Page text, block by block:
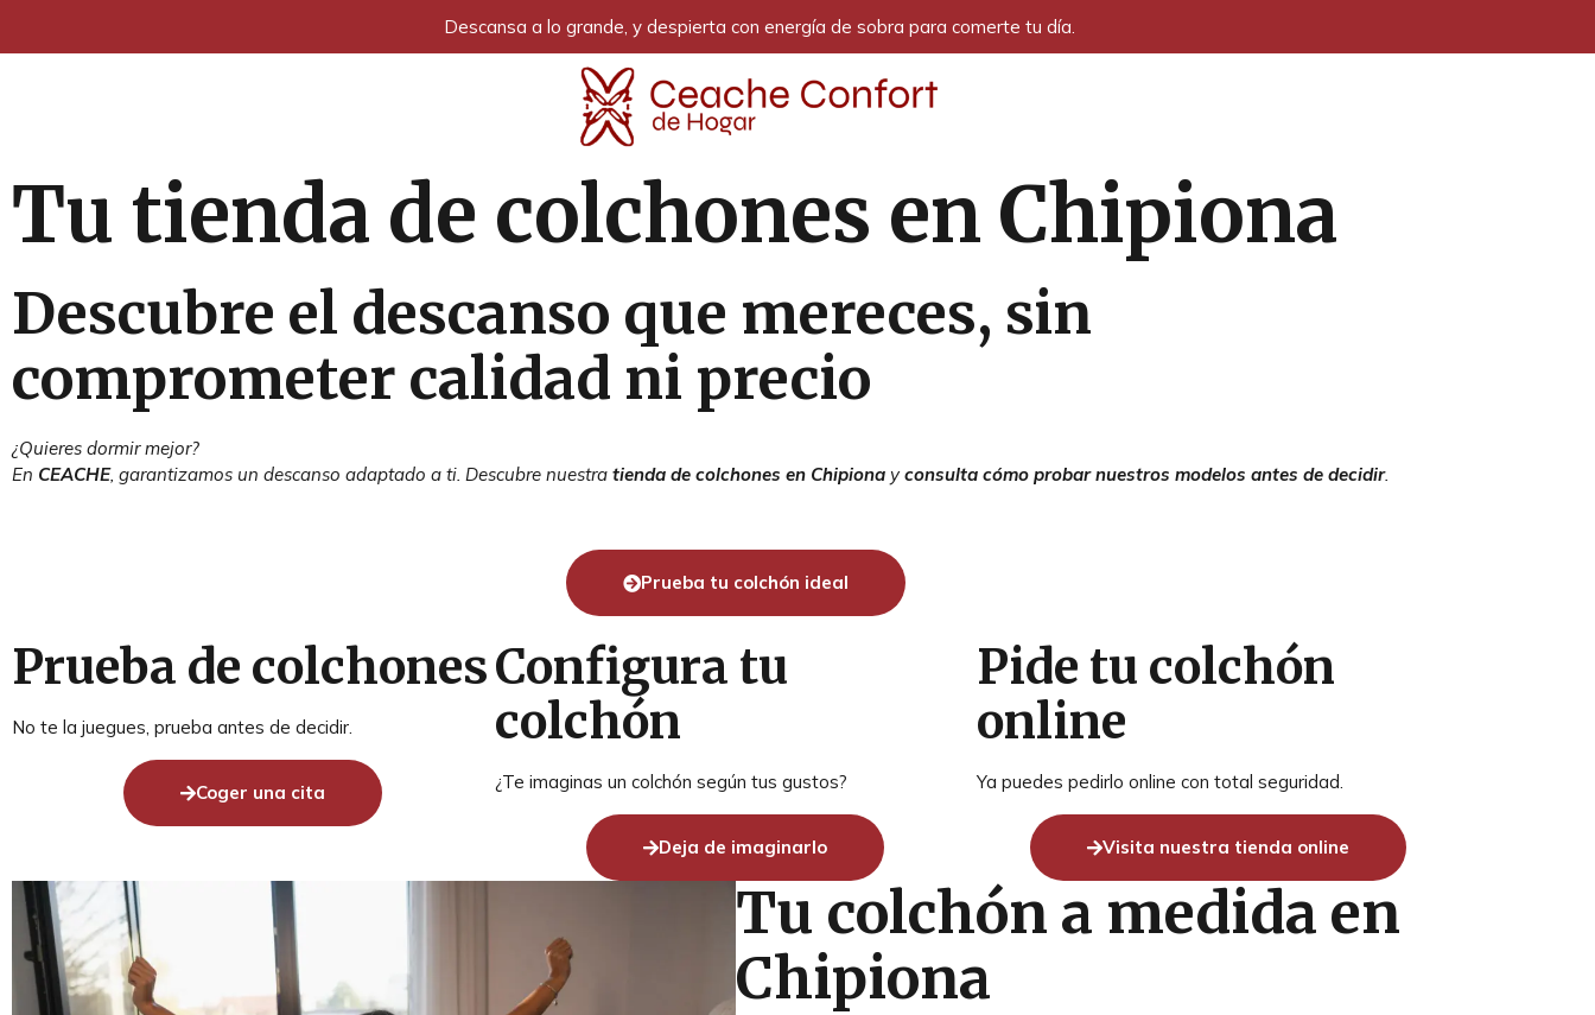
Descansa a lo grande, y despierta con energía de sobra para comerte tu día.
Tu tienda de colchones en Chipiona
Descubre el descanso que mereces, sin
comprometer calidad ni precio
¿Quieres dormir mejor?
En CEACHE, garantizamos un descanso adaptado a ti. Descubre nuestra tienda de colchones en Chipiona yconsulta cómo probar nuestros modelos antes de decidir.
Prueba tu colchón ideal
Prueba de colchones
No te la juegues, prueba antes de decidir.
Coger una cita
Configura tu
colchón
¿Te imaginas un colchón según tus gustos?
Deja de imaginarlo
Pide tu colchón
online
Ya puedes pedirlo online con total seguridad.
Visita nuestra tienda online
Tu colchón a medida en
Chipiona